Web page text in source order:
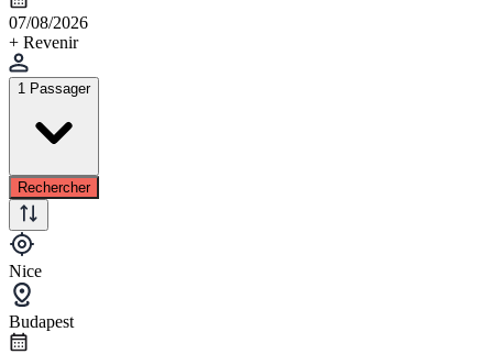
07/08/2026
+ Revenir
1 Passager
Rechercher
Nice
Budapest